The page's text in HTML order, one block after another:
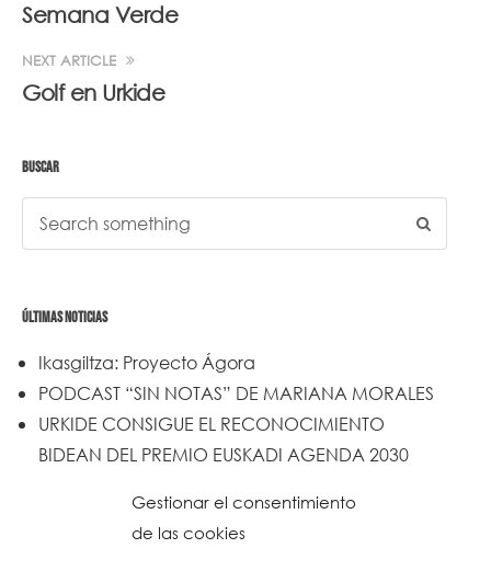
Gestionar el consentimiento
de las cookies
Semana Verde
NEXT ARTICLE
Golf en Urkide
BUSCAR
ÚLTIMAS NOTICIAS
Ikasgiltza: Proyecto Ágora
PODCAST “SIN NOTAS” DE MARIANA MORALES
URKIDE CONSIGUE EL RECONOCIMIENTO
BIDEAN DEL PREMIO EUSKADI AGENDA 2030
Urkide en Cadena SER